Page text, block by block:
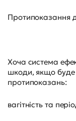
Протипоказання
Хоча система
шкоди, якщо буде
протипоказань:
вагітність та